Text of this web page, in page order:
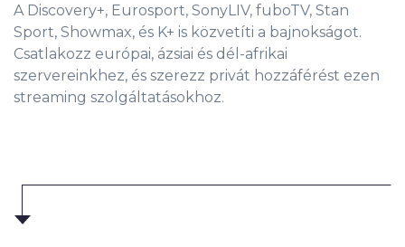
A Discovery+, Eurosport, SonyLIV, fuboTV, Stan
Sport, Showmax, és K+ is közvetíti a bajnokságot.
Csatlakozz európai, ázsiai és dél-afrikai
szervereinkhez, és szerezz privát hozzáférést ezen
streaming szolgáltatásokhoz.